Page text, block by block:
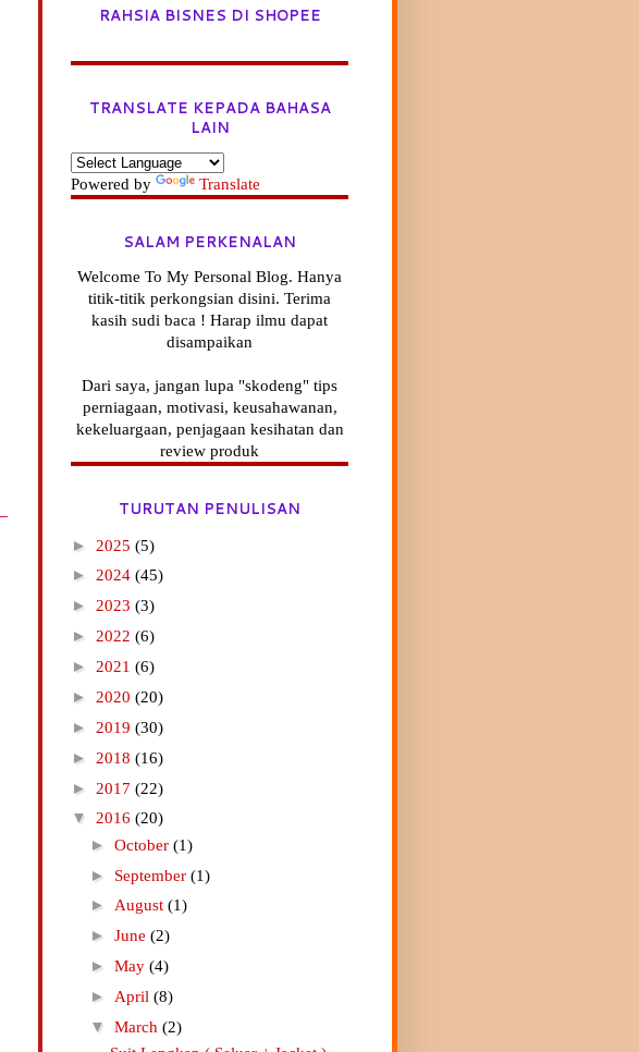
RAHSIA BISNES DI SHOPEE
TRANSLATE KEPADA BAHASA
LAIN
Powered by Translate
SALAM PERKENALAN
Welcome To My Personal Blog. Hanya
titik-titik perkongsian disini. Terima
kasih sudi baca ! Harap ilmu dapat
disampaikan
Dari saya, jangan lupa "skodeng" tips
perniagaan, motivasi, keusahawanan,
kekeluargaan, penjagaan kesihatan dan
review produk
TURUTAN PENULISAN
► 2025 (5)
► 2024 (45)
► 2023 (3)
► 2022 (6)
► 2021 (6)
► 2020 (20)
► 2019 (30)
► 2018 (16)
► 2017 (22)
▼ 2016 (20)
►October(1)
► September(1)
►August(1)
►June(2)
►May(4)
► April(8)
▼March(2)